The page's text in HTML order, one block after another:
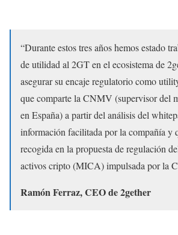
“Durante estos tres años hemos estado
de utilidad al 2GT en el ecosistema de
asegurar su encaje regulatorio como
que comparte la CNMV (supervisor del
en España) a partir del análisis del
información facilitada por la compañía y
recogida en la propuesta de regulación
activos cripto (MICA) impulsada por la
Ramón Ferraz, CEO de 2gether